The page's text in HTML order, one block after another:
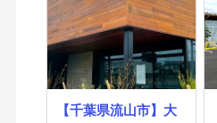
【千葉県流山市】大